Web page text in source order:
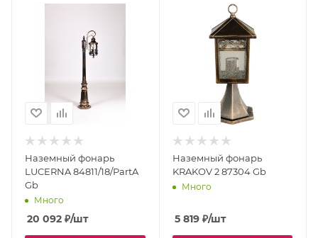
Наземный фонарь
LUCERNA 84811/18/PartA
Gb
Много
20 092 ₽/шт
Наземный фонарь
KRAKOV 2 87304 Gb
Много
5 819₽/шт